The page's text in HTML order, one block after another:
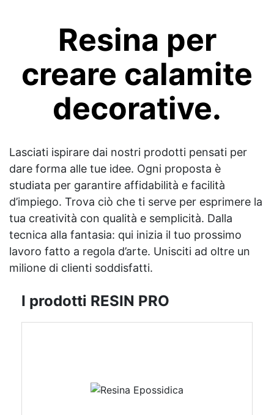
Resina per
creare calamite
decorative.
Lasciati ispirare dai nostri prodotti pensati per
dare forma alle tue idee. Ogni proposta è
studiata per garantire affidabilità e facilità
d’impiego. Trova ciò che ti serve per esprimere la
tua creatività con qualità e semplicità. Dalla
tecnica alla fantasia: qui inizia il tuo prossimo
lavoro fatto a regola d’arte. Unisciti ad oltre un
milione di clienti soddisfatti.
I prodotti RESIN PRO